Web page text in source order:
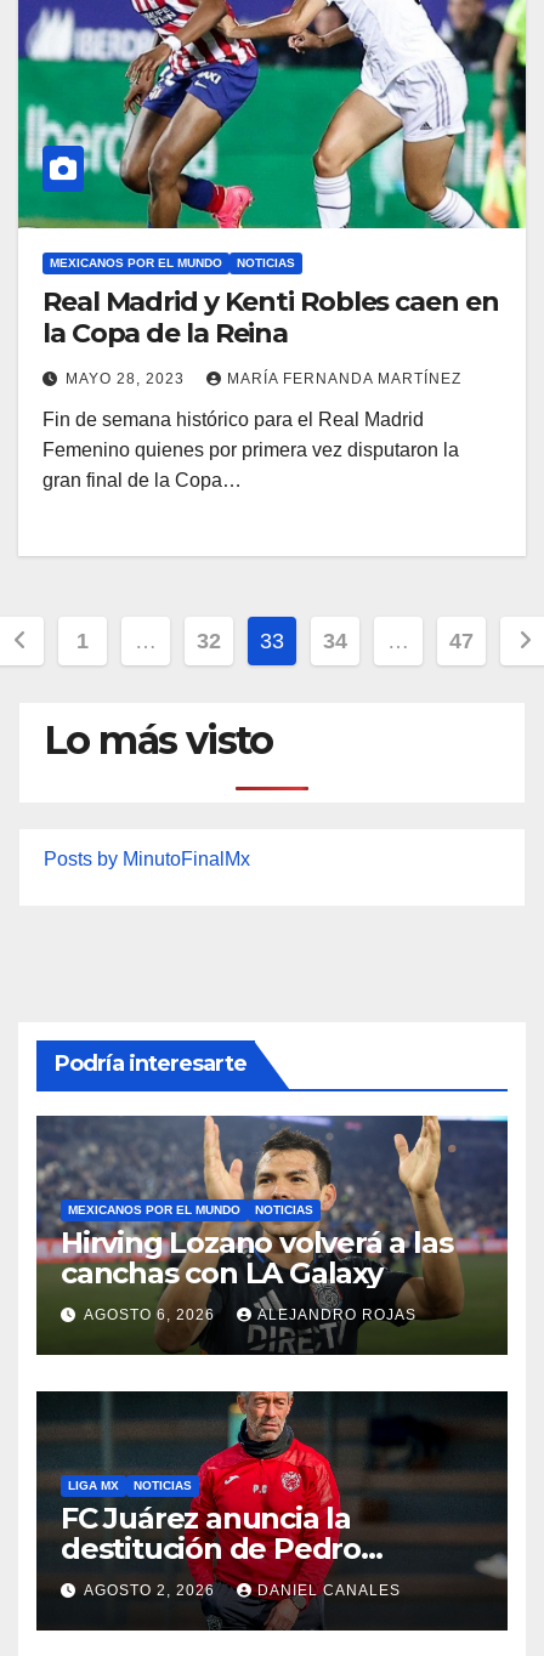
MEXICANOS POR EL MUNDO NOTICIAS
Real Madrid y Kenti Robles caen en
la Copa de la Reina
MAYO 28, 2023 MARÍA FERNANDA MARTÍNEZ
Fin de semana histórico para el Real Madrid
Femenino quienes por primera vez disputaron la
gran final de la Copa…
1 … 32 33 34 … 47
Lo más visto
Posts by MinutoFinalMx
Podría interesarte
MEXICANOS POR EL MUNDO NOTICIAS
Hirving Lozano volverá a las
canchas con LA Galaxy
AGOSTO 6, 2026 ALEJANDRO ROJAS
LIGA MX NOTICIAS
FC Juárez anuncia la
destitución de Pedro
Caixinha
AGOSTO 2, 2026 DANIEL CANALES